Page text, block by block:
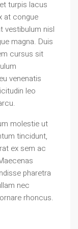
turpis lacus
at congue
vestibulum nisl
magna. Duis
cursus sit
venenatis
leo
molestie ut
tincidunt,
ex sem ac
pharetra
nec
rhoncus.